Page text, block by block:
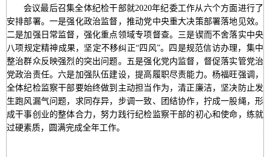
会议最后召集全体纪检干部就2020年纪委工作从六个方面进行了
安排部署。一是强化政治监督，推动党中央重大决策部署落地见效。
二是加强日常监督，强化重点领域专项督查。三是锲而不舍落实中央
八项规定精神成果，坚定不移纠正“四风”。四是规范信访办理，集中
整治群众反映强烈的突出问题。五是强化党内监督，督促落实管党治
党政治责任。六是加强队伍建设，提高履职尽责能力。杨福旺强调，
全体纪检监察干部要始终做到主动担当作为，清正廉洁，坚决防止发
生跑风漏气问题，求同存异，步调一致、团结协作，拧成一股绳，形
成干事创业的整体合力，努力践行纪检监察干部的初心和使命，练就
过硬素质，圆满完成全年工作。